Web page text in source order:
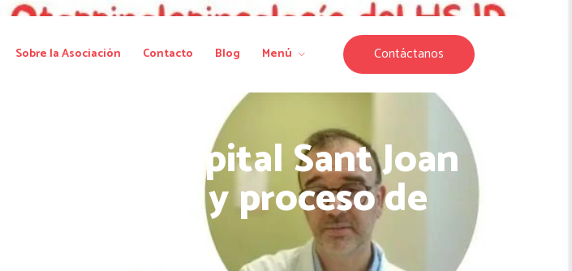
Sobre la Asociación Contacto Blog Menú Contáctanos
ORL Hospital Sant Joan
con balón y proceso de